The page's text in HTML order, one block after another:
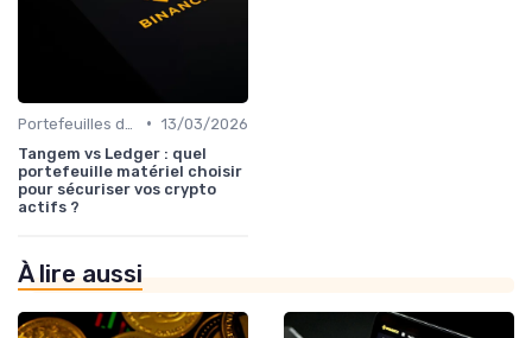
• 13/03/2026
Tangem vs Ledger : quel
portefeuille matériel choisir
pour sécuriser vos crypto
actifs ?
À lire aussi